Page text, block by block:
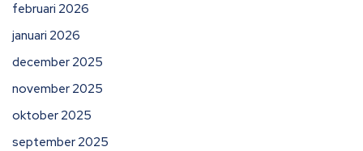
februari 2026
januari 2026
december 2025
november 2025
oktober 2025
september 2025